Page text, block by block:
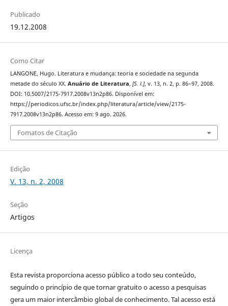
Publicado
19.12.2008
Como Citar
LANGONE, Hugo. Literatura e mudança: teoria e sociedade na segunda
metade do século XX. Anuário de Literatura, [S. l.], v. 13, n. 2, p. 86–97, 2008.
DOI: 10.5007/2175-7917.2008v13n2p86. Disponível em:
https://periodicos.ufsc.br/index.php/literatura/article/view/2175-
7917.2008v13n2p86. Acesso em: 9 ago. 2026.
Fomatos de Citação
Edição
V. 13, n. 2, 2008
Seção
Artigos
Licença
Esta revista proporciona acesso público a todo seu conteúdo,
seguindo o princípio de que tornar gratuito o acesso a pesquisas
gera um maior intercâmbio global de conhecimento. Tal acesso está